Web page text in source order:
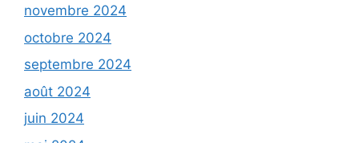
novembre 2024
octobre 2024
septembre 2024
août 2024
juin 2024